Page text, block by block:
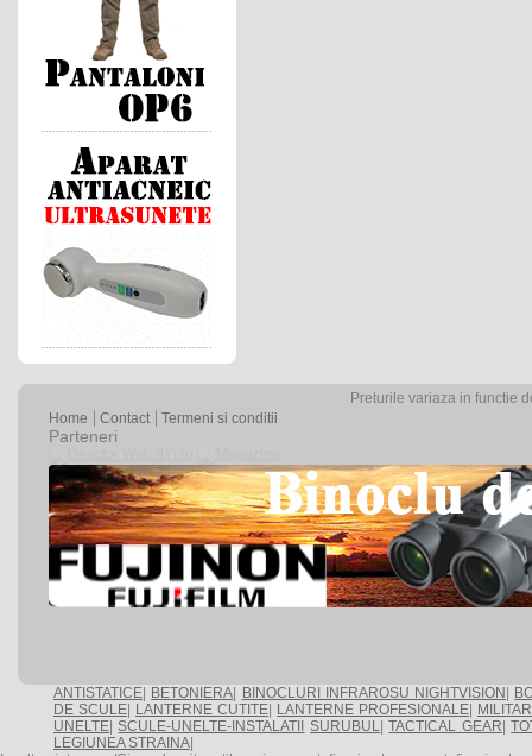
Preturile variaza in functie
Home
Contact Termeni si conditii
Parteneri
ANTISTATICE BETONIERA BINOCLURI INFRAROSU NIGHTVISION
DE SCULE
LANTERNE CUTITE LANTERNE PROFESIONALE
UNELTE SCULE-UNELTE-INSTALATII SURUBUL|TACTICAL GEAR |
LEGIUNEA STRAINA